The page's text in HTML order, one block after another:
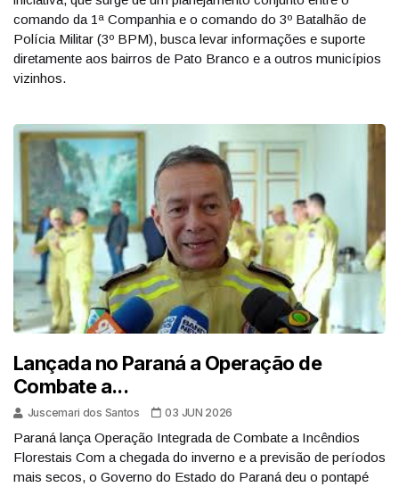
comando da 1ª Companhia e o comando do 3º Batalhão de
Polícia Militar (3º BPM), busca levar informações e suporte
diretamente aos bairros de Pato Branco e a outros municípios
vizinhos.
Lançada no Paraná a Operação de
Combate a...
Juscemari dos Santos 03 JUN 2026
Paraná lança Operação Integrada de Combate a Incêndios
Florestais Com a chegada do inverno e a previsão de períodos
mais secos, o Governo do Estado do Paraná deu o pontapé